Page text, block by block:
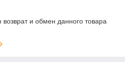
и обмен данного товара